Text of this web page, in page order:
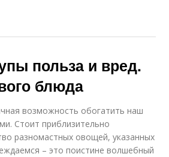
польза и вред.
блюда
возможность обогатить наш
Стоит приблизительно
разномастных овощей, указанных
– это поистине волшебный